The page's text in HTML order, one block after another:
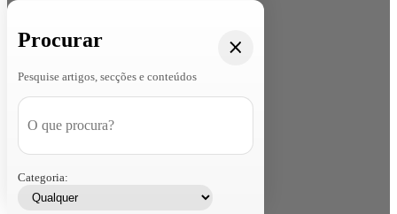
Procurar
Pesquise artigos, secções e conteúdos
Categoria: